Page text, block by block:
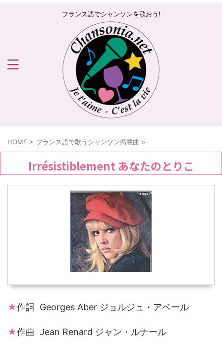
フランス語でシャンソンを歌おう!
HOME > フランス語で歌うシャンソン掲載曲 >
Irrésistiblement あなたのとりこ
★作詞 Georges Aber ジョルジュ・アベール
★作曲 Jean Renard ジャン・ルナール